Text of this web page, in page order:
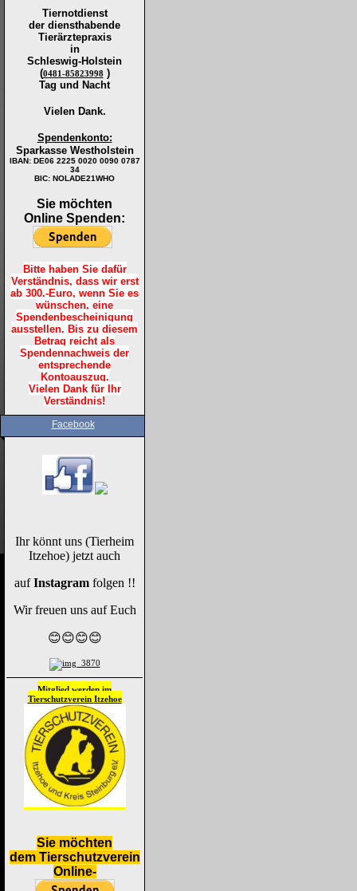
Tiernotdienst
der diensthabende
Tierärztepraxis
in
Schleswig-Holstein
(0481-85823998 )
Tag und Nacht
Vielen Dank.
Spendenkonto:
Sparkasse Westholstein
IBAN: DE06 2225 0020 0090 0787
34
BIC: NOLADE21WHO
Sie möchten
Online Spenden:
Bitte haben Sie dafür
Verständnis, dass wir erst
ab 300.-Euro, wenn Sie es
wünschen, eine
Spendenbescheinigung
ausstellen. Bis zu diesem
Betrag reicht als
Spendennachweis der
entsprechende
Kontoauszug.
Vielen Dank für Ihr
Verständnis!
Facebook
Ihr könnt uns (Tierheim
Itzehoe) jetzt auch
aufInstagramfolgen !!
Wir freuen uns auf Euch
😊😊😊😊
Mitglied werden im
Tierschutzverein Itzehoe
Sie möchten
dem Tierschutzverein
Online-